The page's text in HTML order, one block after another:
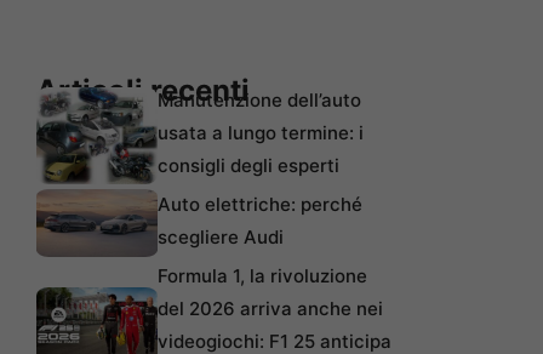
Articoli recentiManutenzione dell’auto
usata a lungo termine: i
consigli degli esperti
Auto elettriche: perché
scegliere Audi
Formula 1, la rivoluzione
del 2026 arriva anche nei
videogiochi: F1 25 anticipa